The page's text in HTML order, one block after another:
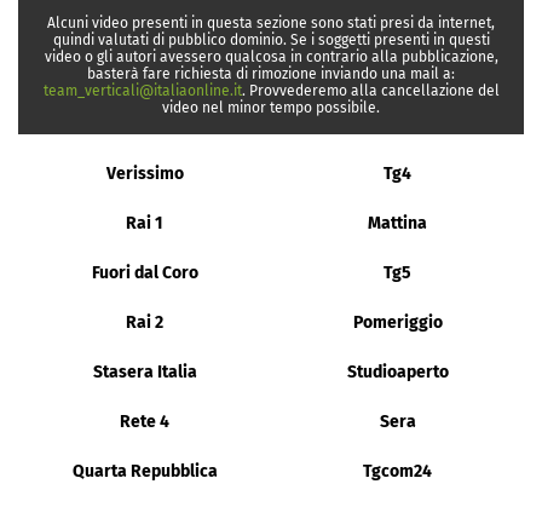
Alcuni video presenti in questa sezione sono stati presi da internet,
quindi valutati di pubblico dominio. Se i soggetti presenti in questi
video o gli autori avessero qualcosa in contrario alla pubblicazione,
basterà fare richiesta di rimozione inviando una mail a:
team_verticali@italiaonline.it. Provvederemo alla cancellazione del
video nel minor tempo possibile.
Verissimo Tg4
Rai 1 Mattina
Fuori dal Coro Tg5
Rai 2 Pomeriggio
Stasera Italia Studioaperto
Rete 4 Sera
Quarta Repubblica Tgcom24